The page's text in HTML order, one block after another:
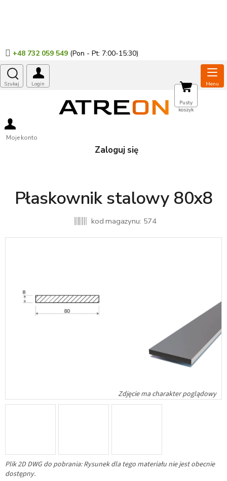
+48 732 059 549
Moje konto
Zaloguj się
KOSZYK
Pusty
koszyk
Płaskownik stalowy 80x8
kod magazynu: 574
Plik 2D DWG do pobrania: Rysunek dla tego materiału nie jest obecnie
dostępny.